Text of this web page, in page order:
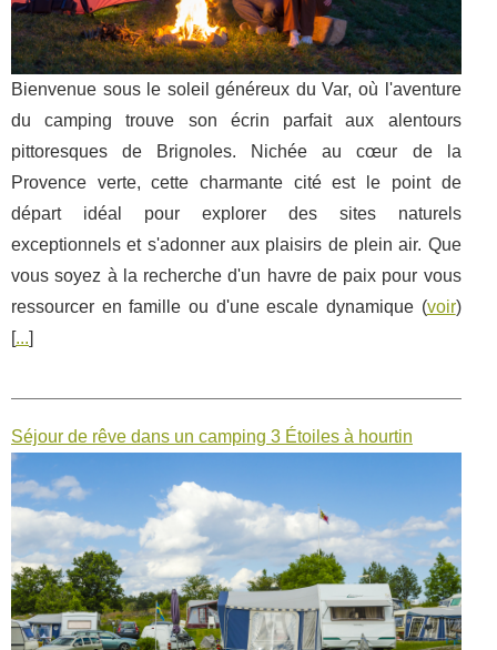
Bienvenue sous le soleil généreux du Var, où l'aventure
du camping trouve son écrin parfait aux alentours
pittoresques de Brignoles. Nichée au cœur de la
Provence verte, cette charmante cité est le point de
départ idéal pour explorer des sites naturels
exceptionnels et s'adonner aux plaisirs de plein air. Que
vous soyez à la recherche d'un havre de paix pour vous
ressourcer en famille ou d'une escale dynamique (voir)
[...]
Séjour de rêve dans un camping 3 Étoiles à hourtin